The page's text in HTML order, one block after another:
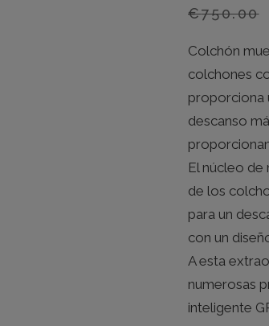
€750.00
Colchón
colchones
proporciona
descanso
El núcleo
de los
para un
con un
A esta
numerosas
inteligente